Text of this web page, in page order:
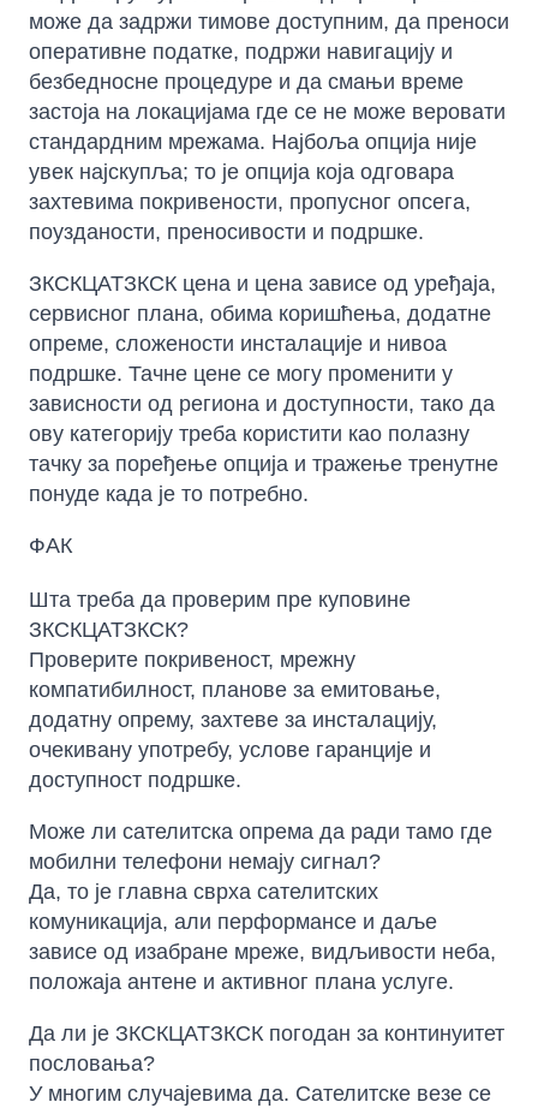
може да задржи тимове доступним, да преноси
оперативне податке, подржи навигацију и
безбедносне процедуре и да смањи време
застоја на локацијама где се не може веровати
стандардним мрежама. Најбоља опција није
увек најскупља; то је опција која одговара
захтевима покривености, пропусног опсега,
поузданости, преносивости и подршке.
ЗКСКЦАТЗКСК цена и цена зависе од уређаја,
сервисног плана, обима коришћења, додатне
опреме, сложености инсталације и нивоа
подршке. Тачне цене се могу променити у
зависности од региона и доступности, тако да
ову категорију треба користити као полазну
тачку за поређење опција и тражење тренутне
понуде када је то потребно.
ФАК
Шта треба да проверим пре куповине
ЗКСКЦАТЗКСК?
Проверите покривеност, мрежну
компатибилност, планове за емитовање,
додатну опрему, захтеве за инсталацију,
очекивану употребу, услове гаранције и
доступност подршке.
Може ли сателитска опрема да ради тамо где
мобилни телефони немају сигнал?
Да, то је главна сврха сателитских
комуникација, али перформансе и даље
зависе од изабране мреже, видљивости неба,
положаја антене и активног плана услуге.
Да ли је ЗКСКЦАТЗКСК погодан за континуитет
пословања?
У многим случајевима да. Сателитске везе се